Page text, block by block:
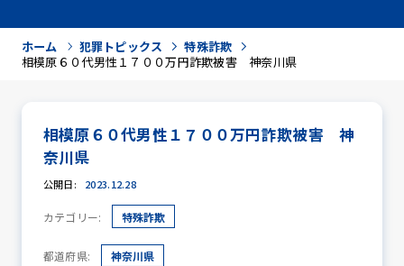
防犯活動ニュース
ホーム 犯罪トピックス
特殊詐欺
相模原６０代男性１７００万円詐欺被害 神奈川県
相模原６０代男性１７００万円詐欺被害 神
奈川県
公開日: 2023.12.28
カテゴリー: 特殊詐欺
都道府県: 神奈川県